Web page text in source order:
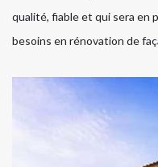
qualité, fiable et qui sera en
besoins en rénovation de